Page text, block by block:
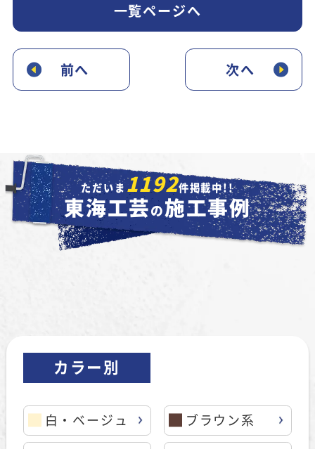
前へ
一覧ページへ
次へ
ただいま 1192件掲載中!!
東海工芸 の 施工事例
カラー別
白・ベージュ ブラウン系